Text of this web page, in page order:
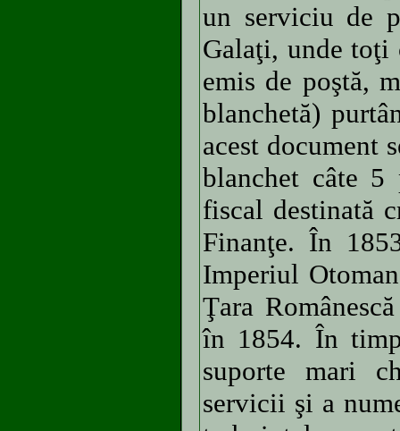
un serviciu de
Galaţi, unde toţi
emis de poştă,
blanchetă)
acest document
blanchet câte 5
fiscal destinată
Finanţe. În
Imperiul
Ţara
în 1854. În
suporte mari
servicii şi a